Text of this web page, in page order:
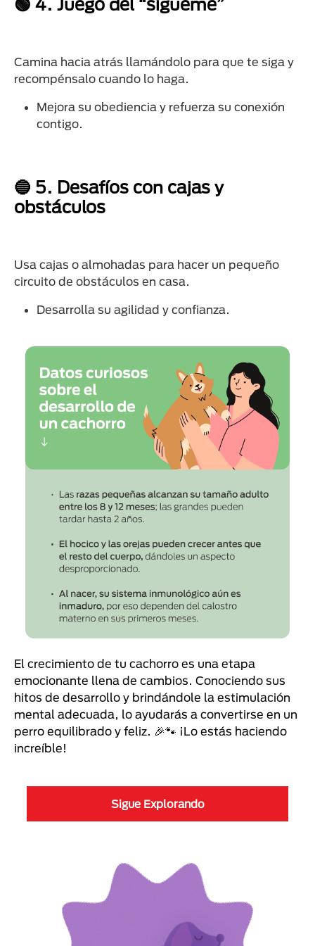
🟢 4. Juego del “sígueme”
Camina hacia atrás llamándolo para que te siga y
recompénsalo cuando lo haga.
Mejora su obediencia y refuerza su conexión
contigo.
🔵 5. Desafíos con cajas y
obstáculos
Usa cajas o almohadas para hacer un pequeño
circuito de obstáculos en casa.
Desarrolla su agilidad y confianza.
El crecimiento de tu cachorro es una etapa
emocionante llena de cambios. Conociendo sus
hitos de desarrollo y brindándole la estimulación
mental adecuada, lo ayudarás a convertirse en un
perro equilibrado y feliz. 🎉🐾 ¡Lo estás haciendo
increíble!
Sigue Explorando
¿Tu cachorro parece tener
energía infinita? Estructura su
día para que disfruten juntos la
etapa más importante de su
¿Qué siente tu cachorro?
Aprende a leer sus emociones 🐶​
🐕Identificar lo que siente y enseñarle a
¿Qué tan buen ojo tienes?​